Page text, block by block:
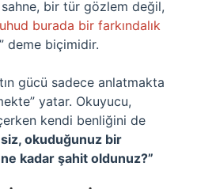
bir tür gözlem değil,
burada bir farkındalık
deme biçimidir.
gücü sadece anlatmakta
yatar. Okuyucu,
kendi benliğini de
siz, okuduğunuz bir
kadar şahit oldunuz?”